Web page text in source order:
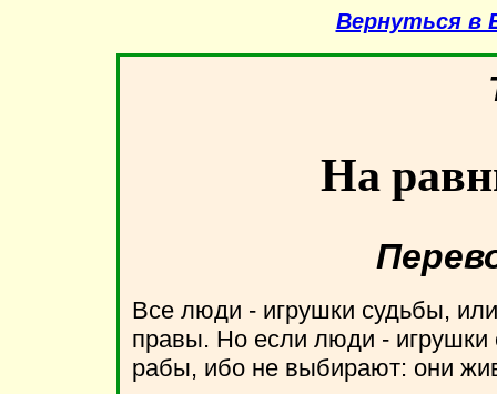
Вернуться в
На
Все люди - игрушки судьбы,
правы. Но если люди - игрушки
рабы, ибо не выбирают: они